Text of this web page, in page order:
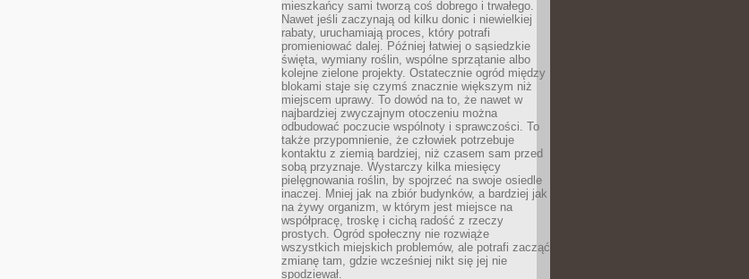
mieszkańcy sami tworzą coś dobrego i trwałego.
Nawet jeśli zaczynają od kilku donic i niewielkiej
rabaty, uruchamiają proces, który potrafi
promieniować dalej. Później łatwiej o sąsiedzkie
święta, wymiany roślin, wspólne sprzątanie albo
kolejne zielone projekty. Ostatecznie ogród między
blokami staje się czymś znacznie większym niż
miejscem uprawy. To dowód na to, że nawet w
najbardziej zwyczajnym otoczeniu można
odbudować poczucie wspólnoty i sprawczości. To
także przypomnienie, że człowiek potrzebuje
kontaktu z ziemią bardziej, niż czasem sam przed
sobą przyznaje. Wystarczy kilka miesięcy
pielęgnowania roślin, by spojrzeć na swoje osiedle
inaczej. Mniej jak na zbiór budynków, a bardziej jak
na żywy organizm, w którym jest miejsce na
współpracę, troskę i cichą radość z rzeczy
prostych. Ogród społeczny nie rozwiąże
wszystkich miejskich problemów, ale potrafi zacząć
zmianę tam, gdzie wcześniej nikt się jej nie
spodziewał.